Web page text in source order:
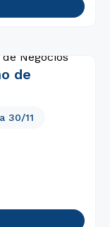
de
a 30/11